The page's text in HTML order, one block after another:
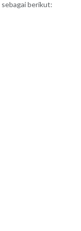
sebagai berikut: